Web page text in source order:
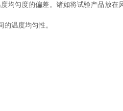
均匀度的偏差。诸如将试验产品放在
的温度均匀性。